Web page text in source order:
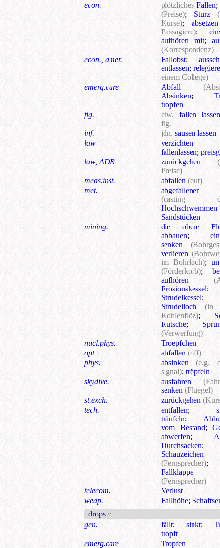
econ.
plötzliches Fallen;
(Preise); Sturz
Kurse); absetzen
Passagiere);
aufhören mit;
(Korrespondenz)
econ., amer.
Fallobst;
entlassen;
einem College)
emerg.care
Abfall
Absinken;
tropfen
fig.
etw. fallen
fig.
inf.
jdn. sausen lassen
law
verzichten
fallenlassen;
law, ADR
zurückgehen
Preise)
meas.inst.
abfallen (out)
met.
abgefallener
(casting
Sandstücken
mining.
die obere
abbauen;
senken
verlieren
im Bohrloch);
(Förderkorb);
aufhören
Erosionskessel;
Strudelkessel;
Strudelloch
(in
Kohlenflöz);
Rutsche;
(Verwerfung)
nucl.phys.
Troepfchen
opt.
abfallen (off)
phys.
absinken
(e.g.
signal); tröpfeln
skydive.
ausfahren
senken (Fluegel)
st.exch.
zurückgehen
tech.
entfallen;
träufeln;
vom Bestand;
abwerfen;
Durchsacken;
Schauzeichen
(Fernsprecher);
Fallklappe
(Fernsprecher)
telecom.
Verlust
weap.
Fallhöhe;
drops v
gen.
fällt; sinkt;
tropft
emerg.care
Tropfen